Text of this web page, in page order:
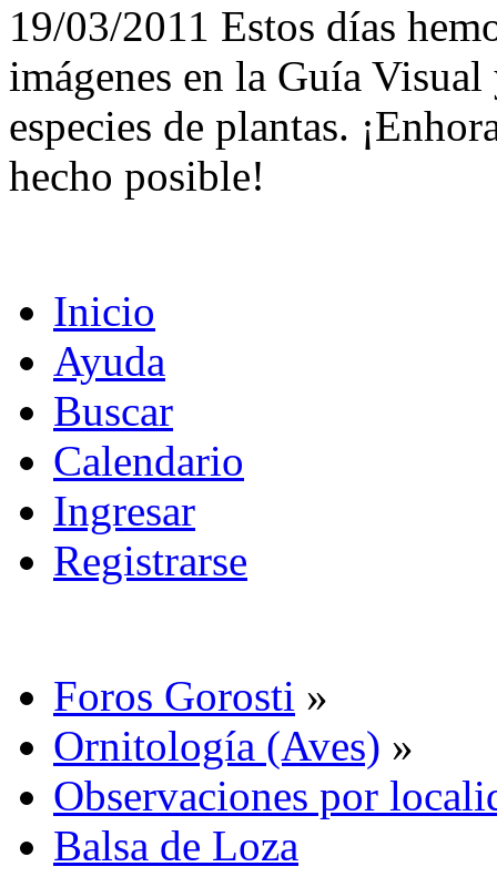
19/03/2011 Estos días
imágenes en la Guía
especies de plantas.
hecho posible!
Inicio
Ayuda
Buscar
Calendario
Ingresar
Registrarse
Foros Gorosti »
Ornitología (Aves) »
Observaciones por
Balsa de Loza